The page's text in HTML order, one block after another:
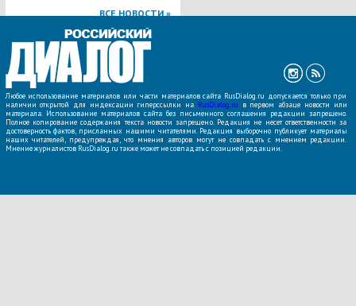
ВСЕ НОВОСТИ »
Любое использование материалов или части материалов сайта RusDialog.ru допускается только при
наличии открытой для индексации гиперссылки на RusDialog.ru в первом абзаце новости или
материала. Использование материалов сайта без письменного соглашения редакции запрещено.
Полное копирование содержания текста новости запрещено. Редакция не несет ответственности за
достоверность фактов, присланных нашими читателями. Редакция выборочно публикует материалы
наших читателей, предупреждая, что мнения авторов могут не совпадать с мнением редакции.
Мнение журналистов RusDialog.ru также может не совпадать с позицией редакции.